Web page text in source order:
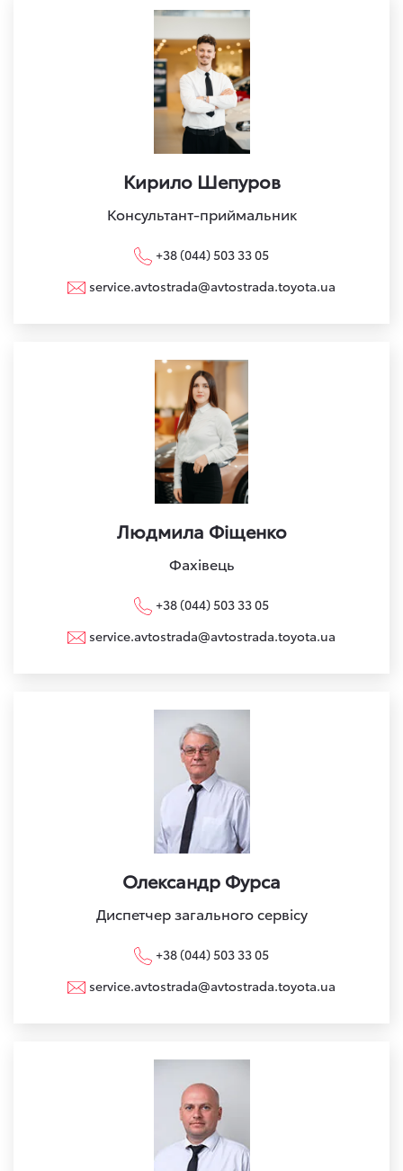
Кирило Шепуров
Консультант-приймальник
+38 (044) 503 33 05
service.avtostrada@avtostrada.toyota.ua
Людмила Фіщенко
Фахівець
+38 (044) 503 33 05
service.avtostrada@avtostrada.toyota.ua
Олександр Фурса
Диспетчер загального сервісу
+38 (044) 503 33 05
service.avtostrada@avtostrada.toyota.ua